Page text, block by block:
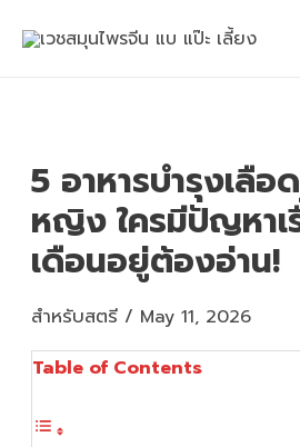
5 อาหารบำรุงเลือ
หญิง ใครมีปัญหาเ
เดือนอยู่ต้องอ่าน!
สำหรับสตรี / May 11, 2026
Table of Contents
navigation